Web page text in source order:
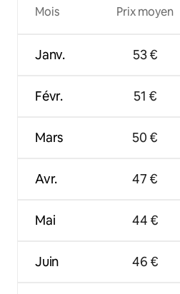
Mois
Janv.
Févr.
Mars
Avr.
Mai
Juin
Prix moyen
53 €
51 €
50 €
47 €
44 €
46 €